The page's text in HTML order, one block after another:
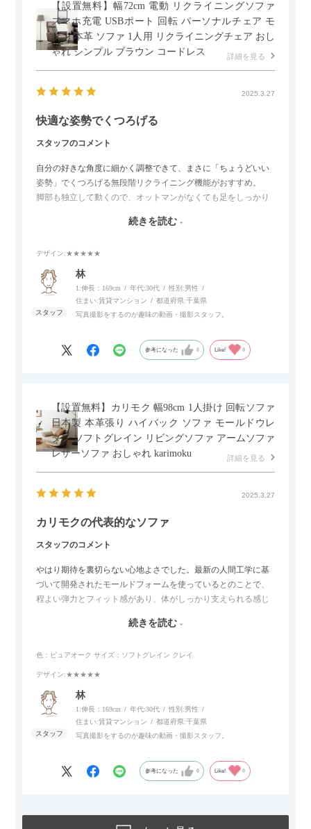
【設置無料】幅72cm 電動 リクライニングソファ
スマホ充電 USBポート 回転 パーソナルチェア モ
ダン 本革 ソファ 1人用 リクライニングチェア おし
ゃれ シンプル ブラウン コードレス
詳細を見る
2025.3.27
快適な姿勢でくつろげる
スタッフのコメント
自分の好きな角度に細かく調整できて、まさに「ちょうどいい
姿勢」でくつろげる無段階リクライニング機能がおすすめ。
脚部も独立して動くので、オットマンがなくても足をしっかり
スマホやタブレットを充電しながらリラックスできるのが嬉し
個人的にはコードレス＆充電式なので、コンセントの場所を気
にせず、好きな場所に置けるのが画期的に感じました。
続きを読む
デザイン:★★★★★
林
1:伸長：169cm 年代:30代 性別:男性
住まい:賃貸マンション 都道府県:千葉県
写真撮影をするのが趣味の動画・撮影スタッフ。
参考になった 0 Like! 0
【設置無料】カリモク 幅98cm 1人掛け 回転ソファ
日本製 本革張り ハイバック ソファ モールドウレ
タン ソフトグレイン リビングソファ アームソファ
レザーソファ おしゃれ karimoku
詳細を見る
2025.3.27
カリモクの代表的なソファ
スタッフのコメント
やはり期待を裏切らない心地よさでした。最新の人間工学に基
づいて開発されたモールドフォームを使っているとのことで、
程よい弾力とフィット感があり、体がしっかり支えられる感じ
リラックスタイムによさそうでした。回転タイプなので、個人
す。
続きを読む
色：ピュアオーク サイズ：ソフトグレイン クレイ
デザイン:★★★★★
林
1:伸長：169cm 年代:30代 性別:男性
住まい:賃貸マンション 都道府県:千葉県
写真撮影をするのが趣味の動画・撮影スタッフ。
参考になった 0 Like! 0